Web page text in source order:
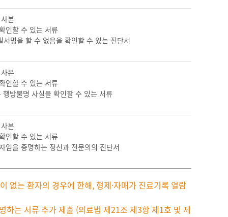
본
인할 수 있는 서류
명을 할 수 없음을 확인할 수 있는 진단서
본
인할 수 있는 서류
방불명 사실을 확인할 수 있는 서류
본
인할 수 있는 서류
임을 증명하는 정신과 전문의의 진단서
없는 환자의 경우에 한해, 형제·자매가 진료기록 열람
하는 서류 추가 제출 (의료법 제21조 제3항 제1호 및 제